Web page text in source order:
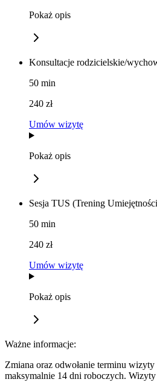
Pokaż opis
Konsultacje rodzicielskie/
50 min
240 zł
Umów wizytę
Pokaż opis
Sesja TUS (Trening
50 min
240 zł
Umów wizytę
Pokaż opis
Ważne informacje:
Zmiana oraz odwołanie terminu
maksymalnie 14 dni roboczych. Wizyty